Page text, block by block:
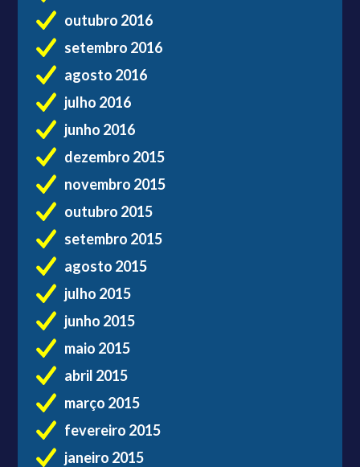
outubro 2016
setembro 2016
agosto 2016
julho 2016
junho 2016
dezembro 2015
novembro 2015
outubro 2015
setembro 2015
agosto 2015
julho 2015
junho 2015
maio 2015
abril 2015
março 2015
fevereiro 2015
janeiro 2015